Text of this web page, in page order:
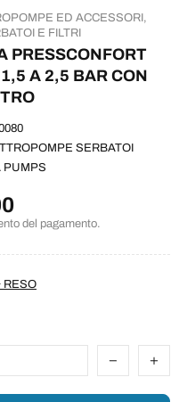
ED ACCESSORI,
E FILTRI
PRESSCONFORT
A 2,5 BAR CON
SERBATOI
PUMPS
del pagamento.
RESO